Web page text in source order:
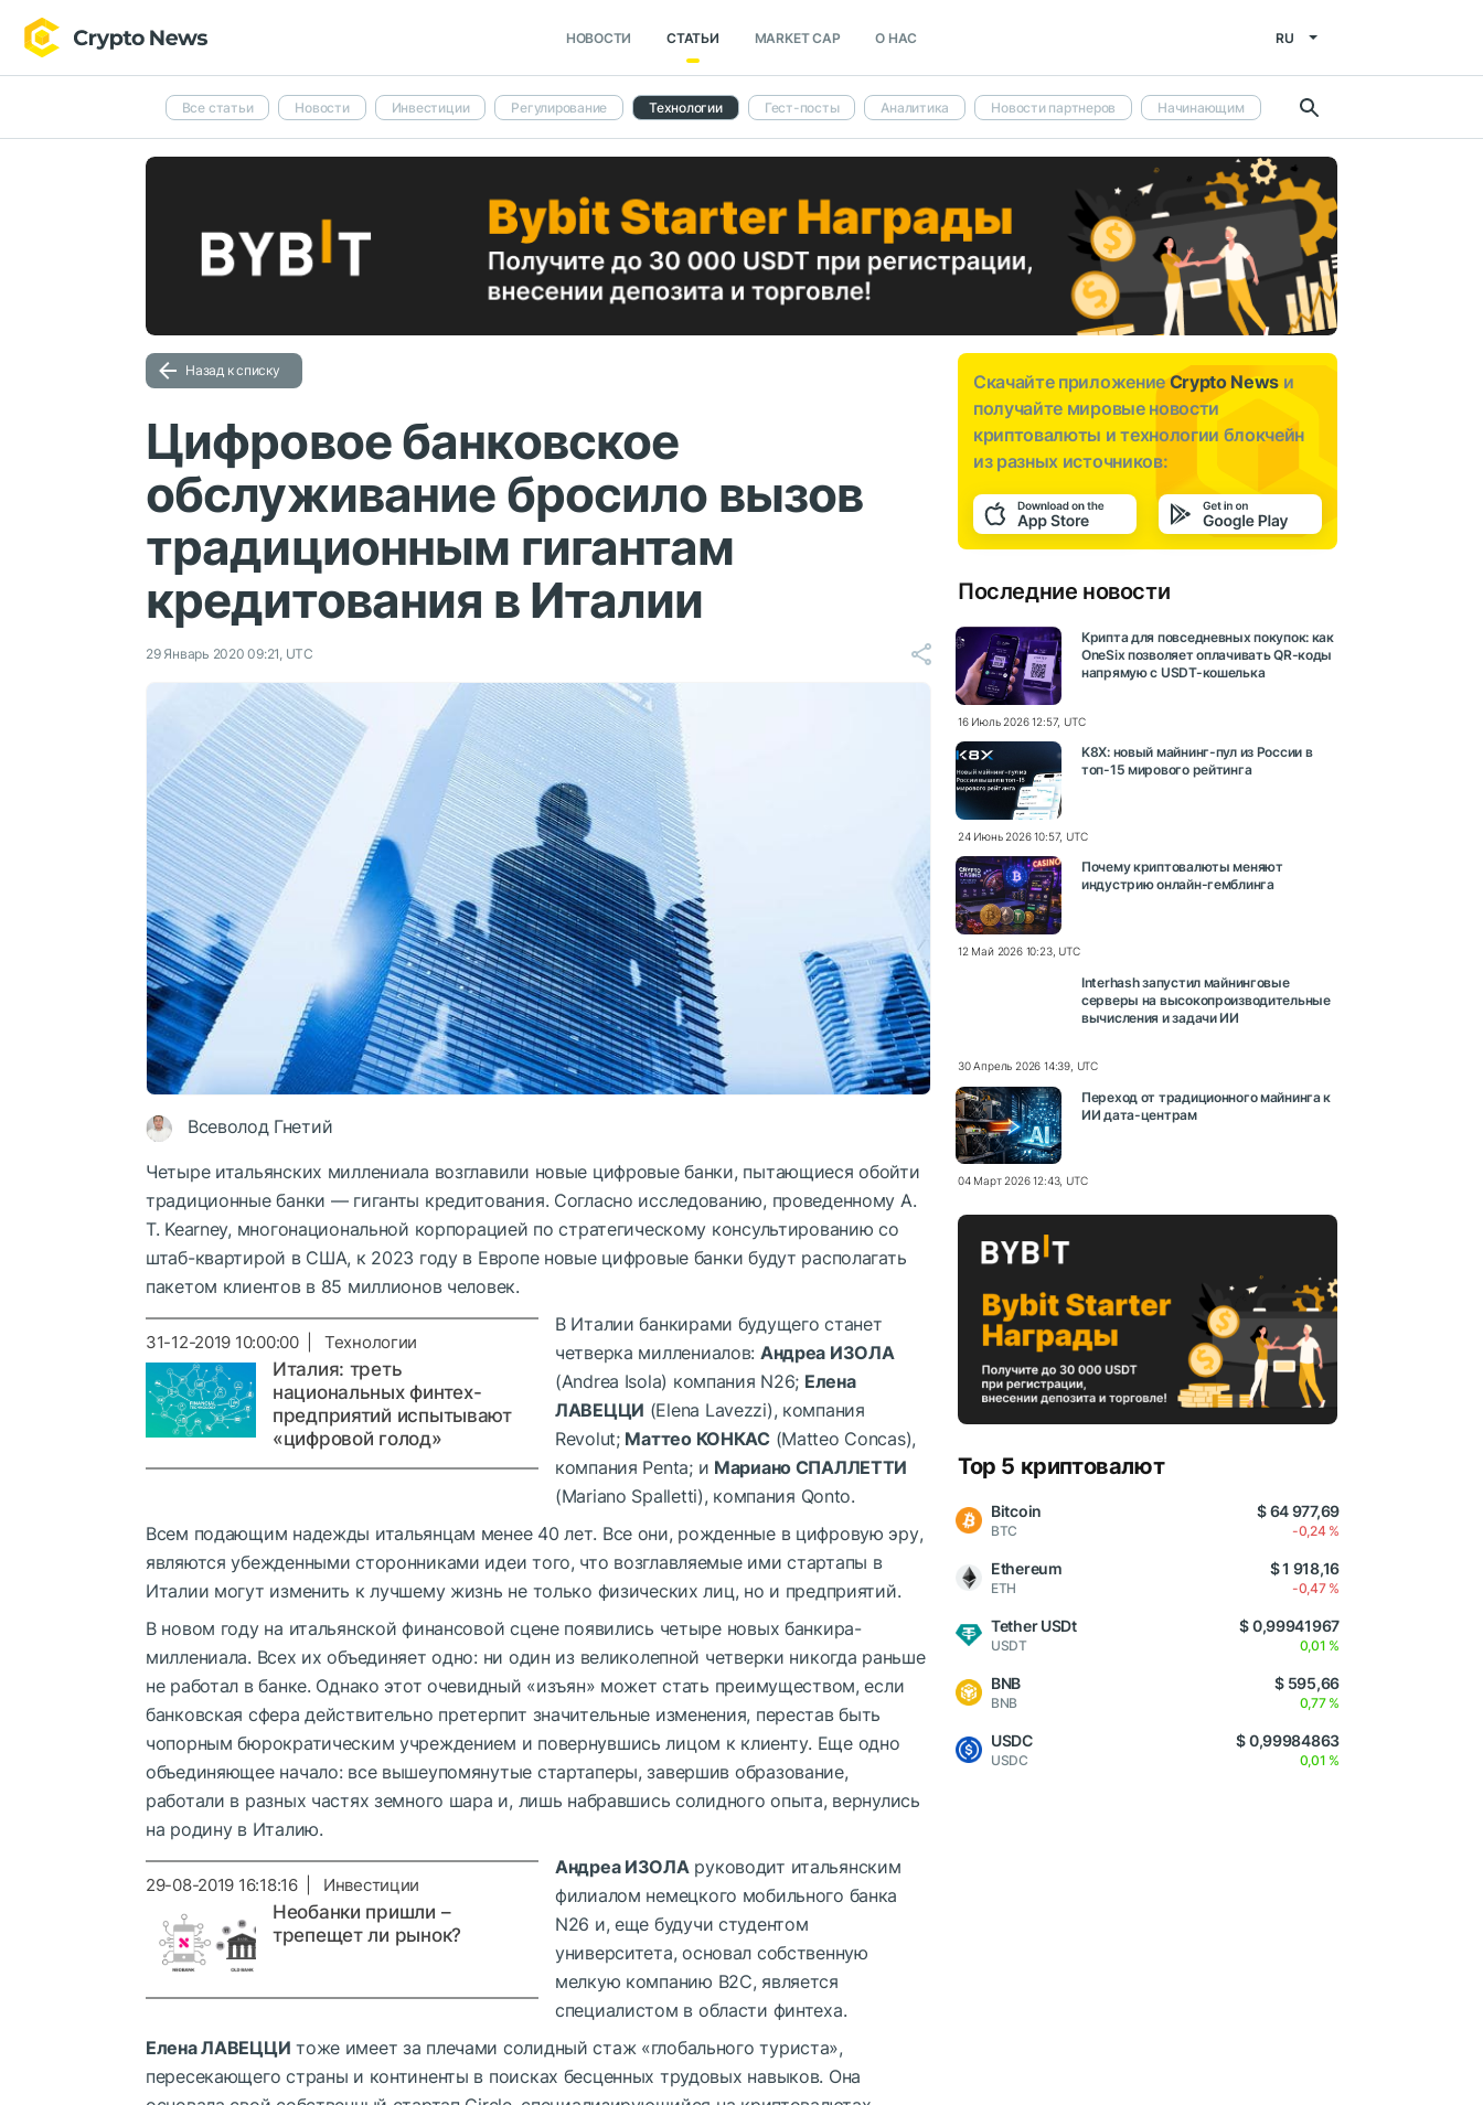
НОВОСТИ СТАТЬИ MARKET CAP О НАС RU
Все статьи Новости Инвестиции Регулирование Технологии Гест-посты Аналитика Новости партнеров Начинающим
Назад к списку
Цифровое банковское
обслуживание бросило вызов
традиционным гигантам
кредитования в Италии
29 Январь 2020 09:21, UTC
Всеволод Гнетий
Четыре итальянских миллениала возглавили новые цифровые банки, пытающиеся обойти
традиционные банки — гиганты кредитования. Согласно исследованию, проведенному A.
T. Kearney, многонациональной корпорацией по стратегическому консультированию со
штаб-квартирой в США, к 2023 году в Европе новые цифровые банки будут располагать
пакетом клиентов в 85 миллионов человек.
31-12-2019 10:00:00 | Технологии
Италия: треть
национальных финтех-
предприятий испытывают
«цифровой голод»
В Италии банкирами будущего станет
четверка миллениалов: Андреа ИЗОЛА
(Andrea Isola) компания N26; Елена
ЛАВЕЦЦИ (Elena Lavezzi), компания
Revolut; Маттео КОНКАС(Matteo Concas),
компания Penta; и Мариано СПАЛЛЕТТИ
(Mariano Spalletti), компания Qonto.
Всем подающим надежды итальянцам менее 40 лет. Все они, рожденные в цифровую эру,
являются убежденными сторонниками идеи того, что возглавляемые ими стартапы в
Италии могут изменить к лучшему жизнь не только физических лиц, но и предприятий.
В новом году на итальянской финансовой сцене появились четыре новых банкира-
миллениала. Всех их объединяет одно: ни один из великолепной четверки никогда раньше
не работал в банке. Однако этот очевидный «изъян» может стать преимуществом, если
банковская сфера действительно претерпит значительные изменения, перестав быть
чопорным бюрократическим учреждением и повернувшись лицом к клиенту. Еще одно
объединяющее начало: все вышеупомянутые стартаперы, завершив образование,
работали в разных частях земного шара и, лишь набравшись солидного опыта, вернулись
на родину в Италию.
29-08-2019 16:18:16 | Инвестиции
Необанки пришли –
трепещет ли рынок?
Андреа ИЗОЛАруководит итальянским
филиалом немецкого мобильного банка
N26 и, еще будучи студентом
университета, основал собственную
мелкую компанию B2C, является
специалистом в области финтеха.
Елена ЛАВЕЦЦИ тоже имеет за плечами солидный стаж «глобального туриста»,
пересекающего страны и континенты в поисках бесценных трудовых навыков. Она
Скачайте приложениеCrypto News и
получайте мировые новости
криптовалюты и технологии блокчейн
из разных источников:
Последние новости
Крипта для повседневных покупок: как
OneSix позволяет оплачивать QR-коды
напрямую с USDT-кошелька
16 Июль 2026 12:57, UTC
K8X: новый майнинг-пул из России в
топ-15 мирового рейтинга
24 Июнь 2026 10:57, UTC
Почему криптовалюты меняют
индустрию онлайн-гемблинга
12 Май 2026 10:23, UTC
Interhash запустил майнинговые
серверы на высокопроизводительные
вычисления и задачи ИИ
30 Апрель 2026 14:39, UTC
Переход от традиционного майнинга к
ИИ дата-центрам
04 Март 2026 12:43, UTC
Top 5 криптовалют
Bitcoin
BTC
$ 64 977,69
-0,24 %
Ethereum
ETH
$ 1 918,16
-0,47 %
Tether USDt
USDT
$ 0,99941967
0,01 %
BNB
BNB
$ 595,66
0,77 %
USDC
USDC
$ 0,99984863
0,01 %